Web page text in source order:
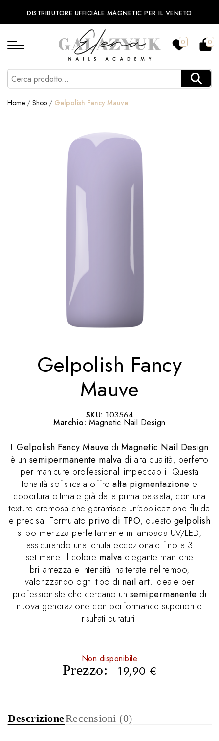
DISTRIBUTORE UFFICIALE MAGNETIC PER IL VENETO
0 0
Home / Shop / Gelpolish Fancy Mauve
Gelpolish Fancy
Mauve
SKU: 103564
Marchio: Magnetic Nail Design
Il Gelpolish Fancy Mauve di Magnetic Nail Design
è un semipermanente malva di alta qualità, perfetto
per manicure professionali impeccabili. Questa
tonalità sofisticata offrealta pigmentazione e
copertura ottimale già dalla prima passata, con una
texture cremosa che garantisce un'applicazione fluida
e precisa. Formulato privo di TPO, questo gelpolish
si polimerizza perfettamente in lampada UV/LED,
assicurando una tenuta eccezionale fino a 3
settimane. Il colore malva elegante mantiene
brillantezza e intensità inalterate nel tempo,
valorizzando ogni tipo di nail art. Ideale per
professioniste che cercano un semipermanente di
nuova generazione con performance superiori e
risultati duraturi.
Prezzo: 19,90 €
Non disponibile
DescrizioneRecensioni (0)